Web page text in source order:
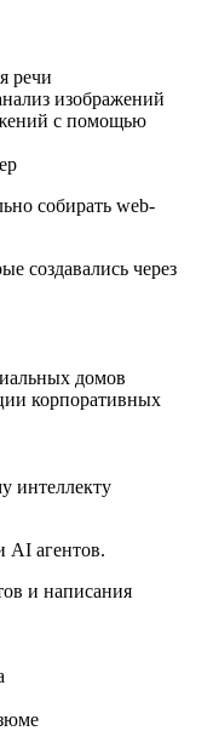
речи
изображений
с помощью
собирать web-
создавались через
домов
корпоративных
интеллекту
AI агентов.
и написания